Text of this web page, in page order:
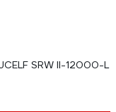
SRW II-12000-L